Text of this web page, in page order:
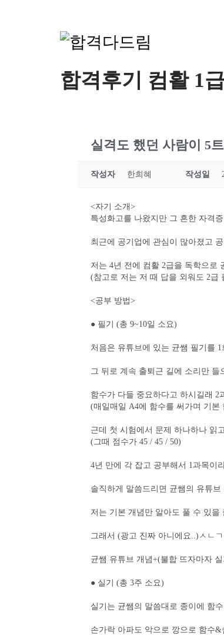
합격후기 컴활 1급
실격도 했던 사람이 5
작성자 한희혜 작성일
<자기 소개>
특성화고를 나왔지만 그 흔한 자격
최근에 공기업에 관심이 많아졌고
저는 4년 전에 컴활 2급을 독학으로
(참고로 저는 저 때 답을 외워도 2급
<공부 방법>
● 필기 (총 9~10일 소요)
처음은 유튜브에 있는 균쌤 필기를
그 뒤로 계속 출퇴근 길에 소리만 들
함수가 다들 중요하다고 하시길래 2
(매일매일 A4에 함수를 써가며 기본
근데 첫 시험에서 문제 하나하나 읽
(그때 점수가 45 / 45 / 50)
4년 만에 각 잡고 공부해서 1과목이
솔직하게 말씀드리면 균쌤의 유튜
저는 기본 개념만 알아도 풀 수 있
그래서 (광고 진짜 아니에요..)ㅅㄴ
균쌤 유튜브 개념+(불합 뜨자마자
● 실기 (총 3주 소요)
실기는 균쌤의 말씀대로 종이에 함
손가락 아파도 악으로 깡으로 함수